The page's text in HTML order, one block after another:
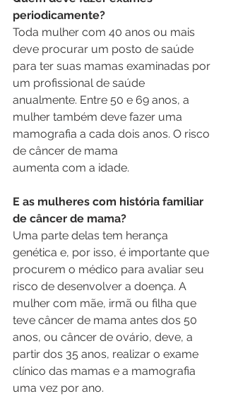
periodicamente?
Toda mulher com 40 anos ou mais
deve procurar um posto de saúde
para ter suas mamas examinadas por
um profissional de saúde
anualmente. Entre 50 e 69 anos, a
mulher também deve fazer uma
mamografia a cada dois anos. O risco
de câncer de mama
aumenta com a idade.
E as mulheres com história familiar
de câncer de mama?
Uma parte delas tem herança
genética e, por isso, é importante que
procurem o médico para avaliar seu
risco de desenvolver a doença. A
mulher com mãe, irmã ou filha que
teve câncer de mama antes dos 50
anos, ou câncer de ovário, deve, a
partir dos 35 anos, realizar o exame
clínico das mamas e a mamografia
uma vez por ano.